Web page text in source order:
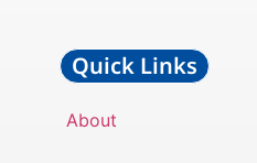
Quick Links
About